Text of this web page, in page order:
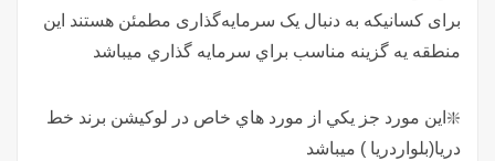
برای کسانیکه به دنبال یک سرمایه‌گذاری مطمئن هستند اين
منطقه يه گزينه مناسب براي سرمايه گذاري ميباشد
❇️اين مورد جز يكي از مورد هاي خاص در لوكيشن برند خط
دريا(بلواردريا ) ميباشد